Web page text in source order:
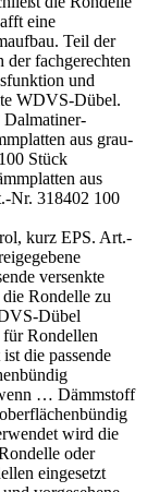
Die
eine
Teil der
fachgerechten
und
WDVS-Dübel.
Dalmatiner-
aus grau-
Stück
aus
Nr. 318402 100
kurz EPS. Art.-
versenkte
Rondelle zu
Dübel
Rondellen
die passende
… Dämmstoff
wird die
oder
eingesetzt